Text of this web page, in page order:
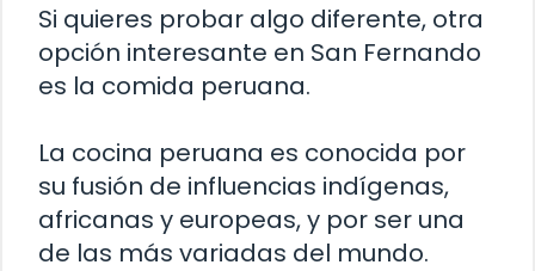
Si quieres probar algo diferente, otra
opción interesante en San Fernando
es la comida peruana.
La cocina peruana es conocida por
su fusión de influencias indígenas,
africanas y europeas, y por ser una
de las más variadas del mundo.